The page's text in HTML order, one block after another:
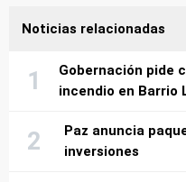
Noticias relacionadas
Gobernación pide
incendio en Barrio
Paz anuncia
inversiones